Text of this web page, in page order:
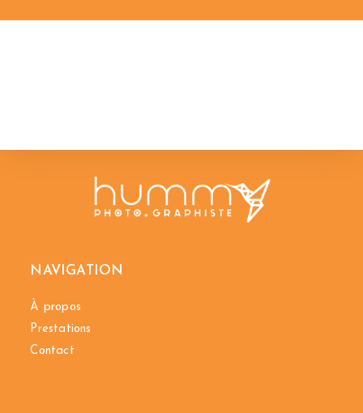
NAVIGATION
À propos
Prestations
Contact